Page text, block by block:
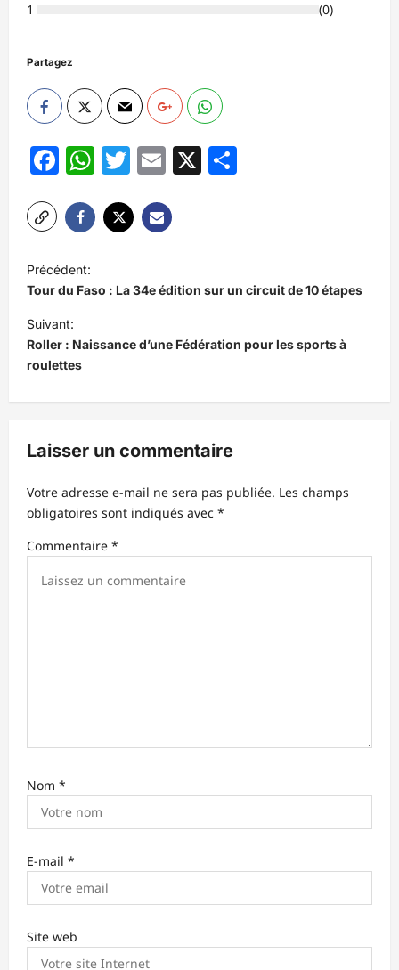
1
(0)
Partagez
Facebook
WhatsApp
Twitter
Email
X
a
v
i
g
a
i
n
’
e
Précédent:
Tour du Faso : La 34e édition sur un circuit de 10 étapes
Suivant:
Roller : Naissance d’une Fédération pour les sports à
roulettes
Laisser un commentaire
Votre adresse e-mail ne sera pas publiée. Les champs
obligatoires sont indiqués avec *
Commentaire *
Nom *
E-mail *
Site web